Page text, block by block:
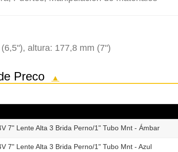
altura: 177,8 mm (7")
Preco ▲
7" Lente Alta 3 Brida Perno/1" Tubo Mnt - Ámbar
7" Lente Alta 3 Brida Perno/1" Tubo Mnt - Azul